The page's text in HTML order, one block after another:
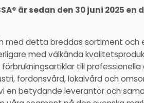
är sedan den 30 juni 2025 en
med detta breddas sortiment och
med välkända
till
fordonsvård, lokalvård och
en betydande leverantör och